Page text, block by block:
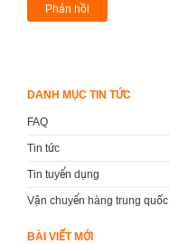
DANH MỤC TIN TỨC
FAQ
Tin tức
Tin tuyển dụng
Vận chuyển hàng trung quốc
BÀI VIẾT MỚI